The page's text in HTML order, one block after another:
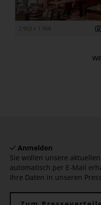
2 953 x 1 968
Anmelden
Sie wollen unsere
automatisch per E-Mail
Ihre Daten in unseren